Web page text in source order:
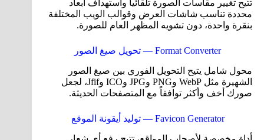
تتيح تغيير مقاسات الصورة تلقائياً واستهداف أبعاد
محددة تناسب شاشات العرض وقوالب الويب المختلفة
بنقرة واحدة، دون تشويه المظهر العام للصورة.
Format Converter — تحويل صيغ الصور
محول شامل يتيح التحويل الفوري بين صيغ الصور
الشهيرة مثل WebP وPNG وJPG وICO وJfif، لجعل
صورك أخف وأكثر توافقاً مع المتصفحات الحديثة.
Favicon Generator — توليد أيقونة الموقع